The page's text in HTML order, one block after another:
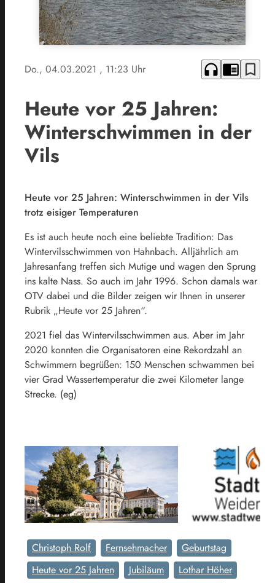
Do., 04.03.2021 , 11:23 Uhr headphones chrome_reader_mode bookmark_border
Heute vor 25 Jahren:
Winterschwimmen in der
Vils
Heute vor 25 Jahren: Winterschwimmen in der Vils
trotz eisiger Temperaturen
Es ist auch heute noch eine beliebte Tradition: Das
Wintervilsschwimmen von Hahnbach. Alljährlich am
Jahresanfang treffen sich Mutige und wagen den Sprung
ins kalte Nass. So auch im Jahr 1996. Schon damals war
OTV dabei und die Bilder zeigen wir Ihnen in unserer
Rubrik „Heute vor 25 Jahren“.
2021 fiel das Wintervilsschwimmen aus. Aber im Jahr
2020 konnten die Organisatoren eine Rekordzahl an
Schwimmern begrüßen: 150 Menschen schwammen bei
vier Grad Wassertemperatur die zwei Kilometer lange
Strecke. (eg)
Christoph Rolf Fernsehmacher
Geburtstag
Heute vor 25 Jahren
Jubiläum
Lothar Höher